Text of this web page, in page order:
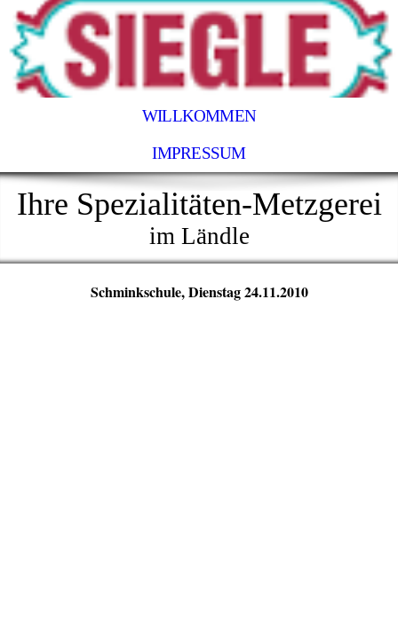
WILLKOMMEN
IMPRESSUM
Ihre Spezialitäten-Metzgerei
im Ländle
Schminkschule, Dienstag 24.11.2010